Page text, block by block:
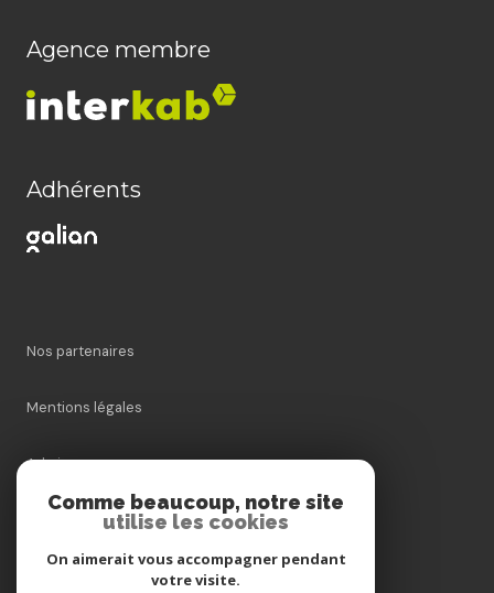
Agence membre
Adhérents
Nos partenaires
Mentions légales
Admin
Nos honoraires
Comme beaucoup, notre site
utilise les cookies
On aimerait vous accompagner pendant
votre visite.